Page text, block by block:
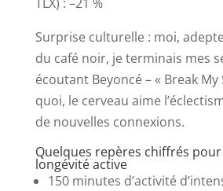
Surprise culturelle : moi,
du café noir, je terminais mes
écoutant Beyoncé – « Break My
quoi, le cerveau aime
de nouvelles connexions.
Quelques repères chiffrés
longévité active
150 minutes d’activité